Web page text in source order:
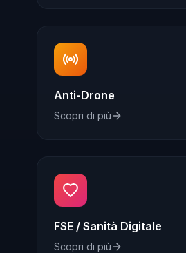
Anti-Drone
Scopri di più
FSE / Sanità Digitale
Scopri di più